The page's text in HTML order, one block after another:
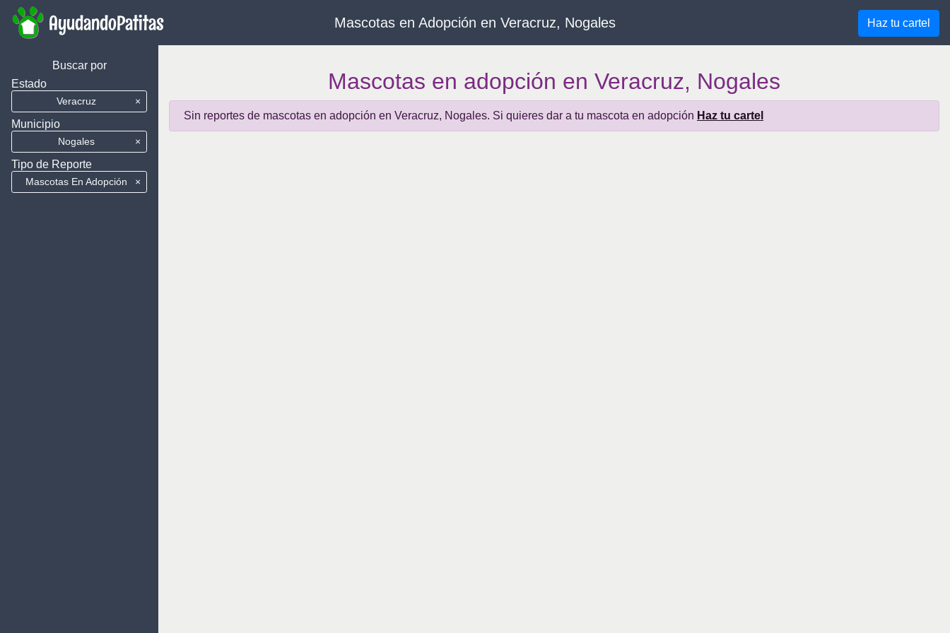
AyudandoPatitas Mascotas en Adopción en Veracruz, Nogales Haz tu cartel
Buscar por
Estado
Veracruz ×
Municipio
Nogales ×
Tipo de Reporte
Mascotas En Adopción ×
Mascotas en adopción en Veracruz, Nogales
Sin reportes de mascotas en adopción en Veracruz, Nogales. Si quieres dar a tu mascota en adopción Haz tu cartel